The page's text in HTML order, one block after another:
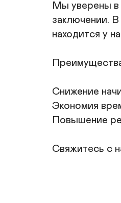
Мы уверены в
заключении.
находится у
Снижение
Экономия
Повышение
Свяжитесь с